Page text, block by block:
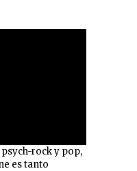
rock y pop,
es tanto